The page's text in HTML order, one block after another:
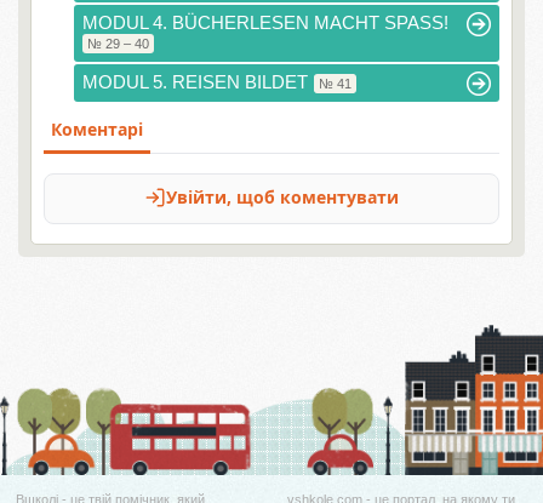
MODUL 4. BÜCHERLESEN MACHT SPASS!
№ 29 – 40
MODUL 5. REISEN BILDET № 41
Вшколі - це твій помічник, який vshkole.com - це портал, на якому ти